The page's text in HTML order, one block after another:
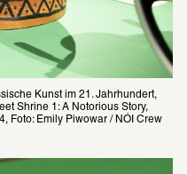
Kunst im 21. Jahrhundert,
Shrine 1: A Notorious Story,
Foto: Emily Piwowar / NÓI Crew